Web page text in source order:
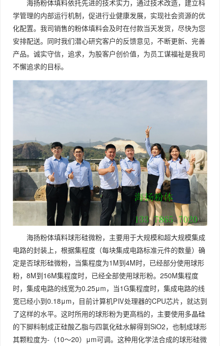
海扬粉体填料依托先进的技术实力，通过技术改造，建立科
学管理的内部运行机制，促进行业健康发展，实现社会资源的优
化配置。我司销售的粉体填料会及时在付款当天发货，尽快为您
安排配送。同时我们潜心研究客户的反馈意见，不断更新、完善
产品。诚实守信，追求，为股客户创价值，为员工谋福祉是我司
不懈追求的目标。
海扬粉体填料球形硅微粉，主要用于大规模和超大规模集成
电路的封装上，根据集程度（每块集成电路标准元件的数量）确
定是否球形硅微粉，当集程度为1M到4M时，已经部分使用球形
粉，8M到16M集程度时，已经全部使用球形粉。250M集程度
时，集成电路的线宽为0.25μm，当1G集程度时，集成电路的线
宽已经小到0.18μm，目前计算机PⅣ处理器的CPU芯片，就达到
了这样的水平。这时所用的球形粉为更高档的，主要使用多晶硅
的下脚料制成正硅酸乙脂与四氯化硅水解得到SiO2，也制成球形
其颗粒度为-（10～20）μm可调。这种用化学法合成的球形硅微